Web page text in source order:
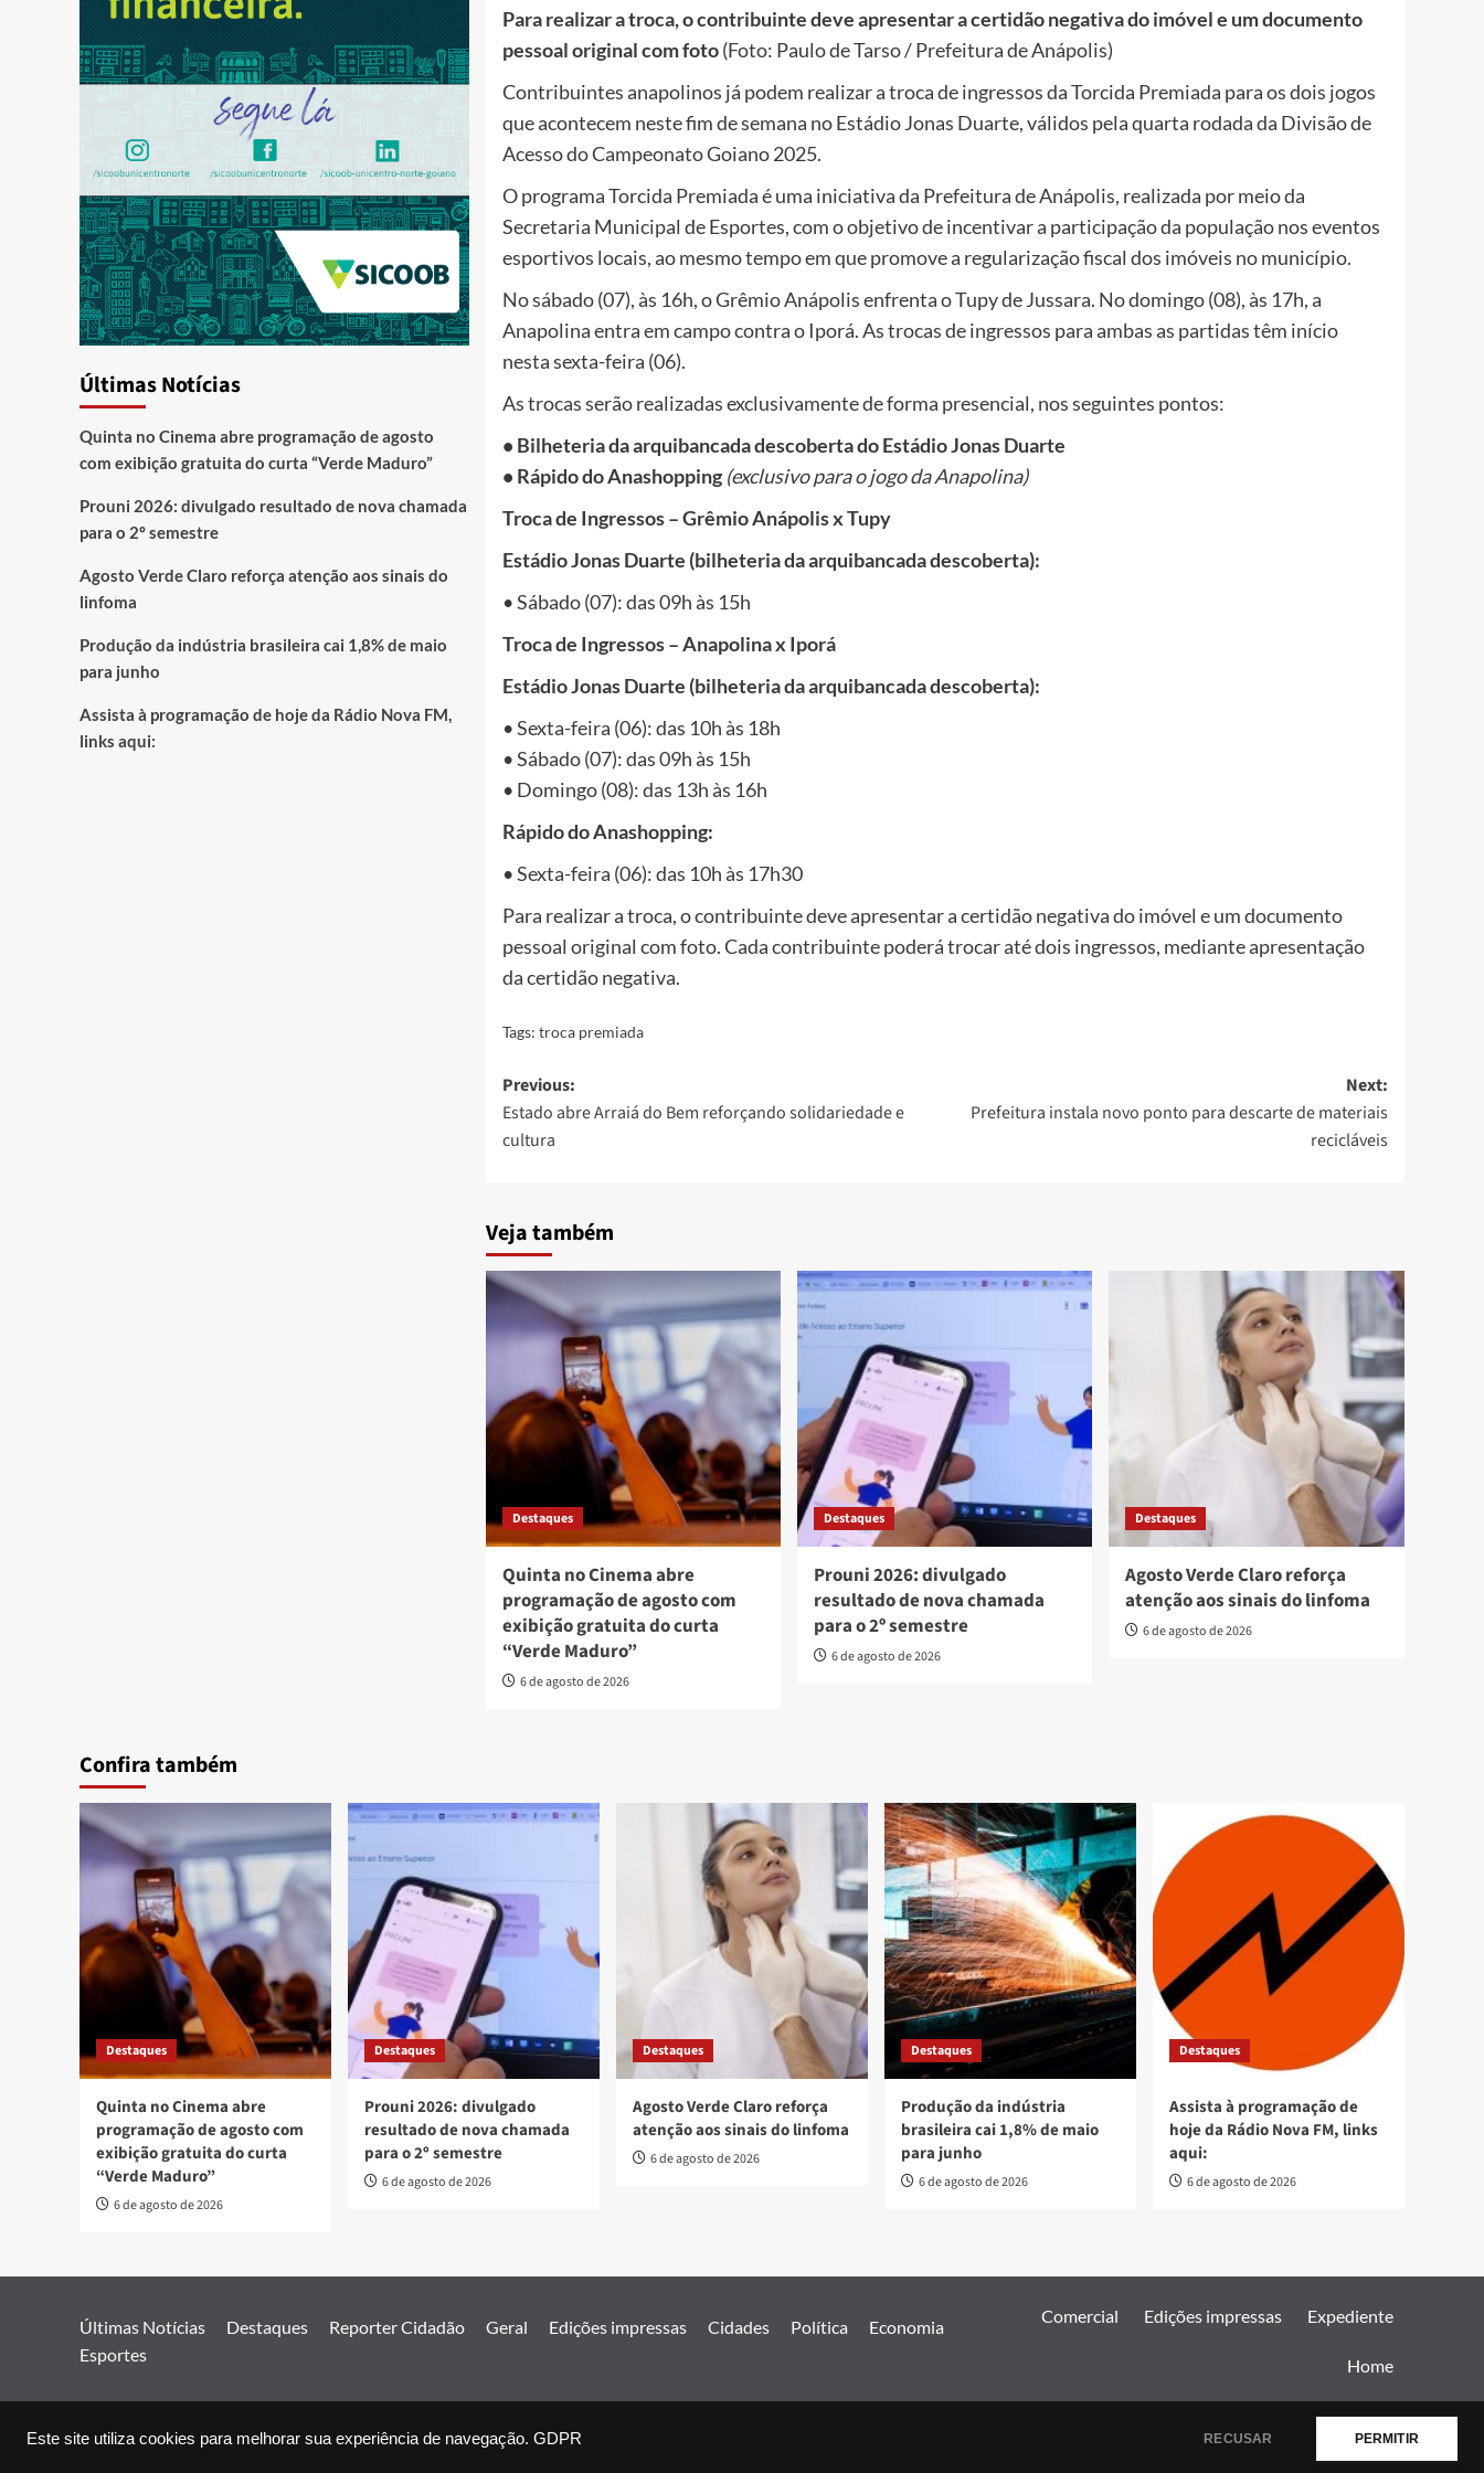
Este site utiliza cookies para melhorar sua experiência de navegação. GDPR RECUSAR PERMITIR
Para realizar a troca, o contribuinte deve apresentar a certidão negativa do imóvel e um documento
pessoal original com foto(Foto: Paulo de Tarso / Prefeitura de Anápolis)
Contribuintes anapolinos já podem realizar a troca de ingressos da Torcida Premiada para os dois jogos
que acontecem neste fim de semana no Estádio Jonas Duarte, válidos pela quarta rodada da Divisão de
Acesso do Campeonato Goiano 2025.
O programa Torcida Premiada é uma iniciativa da Prefeitura de Anápolis, realizada por meio da
Secretaria Municipal de Esportes, com o objetivo de incentivar a participação da população nos eventos
esportivos locais, ao mesmo tempo em que promove a regularização fiscal dos imóveis no município.
No sábado (07), às 16h, o Grêmio Anápolis enfrenta o Tupy de Jussara. No domingo (08), às 17h, a
Anapolina entra em campo contra o Iporá. As trocas de ingressos para ambas as partidas têm início
nesta sexta-feira (06).
As trocas serão realizadas exclusivamente de forma presencial, nos seguintes pontos:
• Bilheteria da arquibancada descoberta do Estádio Jonas Duarte
• Rápido do Anashopping (exclusivo para o jogo da Anapolina)
Troca de Ingressos – Grêmio Anápolis x Tupy
Estádio Jonas Duarte (bilheteria da arquibancada descoberta):
• Sábado (07): das 09h às 15h
Troca de Ingressos – Anapolina x Iporá
Estádio Jonas Duarte (bilheteria da arquibancada descoberta):
• Sexta-feira (06): das 10h às 18h
• Sábado (07): das 09h às 15h
• Domingo (08): das 13h às 16h
Rápido do Anashopping:
• Sexta-feira (06): das 10h às 17h30
Para realizar a troca, o contribuinte deve apresentar a certidão negativa do imóvel e um documento
pessoal original com foto. Cada contribuinte poderá trocar até dois ingressos, mediante apresentação
da certidão negativa.
Tags: troca premiada
Post
navigation
Previous:
Estado abre Arraiá do Bem reforçando solidariedade e
cultura
Next:
Prefeitura instala novo ponto para descarte de materiais
recicláveis
Veja também
Destaques
Quinta no Cinema abre
programação de agosto com
exibição gratuita do curta
“Verde Maduro”
6 de agosto de 2026
Destaques
Prouni 2026: divulgado
resultado de nova chamada
para o 2º semestre
6 de agosto de 2026
Destaques
Agosto Verde Claro reforça
atenção aos sinais do linfoma
6 de agosto de 2026
Últimas Notícias
Quinta no Cinema abre programação de agosto
com exibição gratuita do curta “Verde Maduro”
Prouni 2026: divulgado resultado de nova chamada
para o 2º semestre
Agosto Verde Claro reforça atenção aos sinais do
linfoma
Produção da indústria brasileira cai 1,8% de maio
para junho
Assista à programação de hoje da Rádio Nova FM,
links aqui:
Confira também
Destaques
Quinta no Cinema abre
programação de agosto com
exibição gratuita do curta
“Verde Maduro”
6 de agosto de 2026
Destaques
Prouni 2026: divulgado
resultado de nova chamada
para o 2º semestre
6 de agosto de 2026
Destaques
Agosto Verde Claro reforça
atenção aos sinais do linfoma
6 de agosto de 2026
Destaques
Produção da indústria
brasileira cai 1,8% de maio
para junho
6 de agosto de 2026
Destaques
Assista à programação de
hoje da Rádio Nova FM, links
aqui:
6 de agosto de 2026
Últimas Notícias Destaques Reporter Cidadão Geral Edições impressas Cidades Política
Economia
Esportes
Comercial Edições impressas Expediente
Home
© 2026 Jornal Estado de Goiás. Todos os direitos reservados.